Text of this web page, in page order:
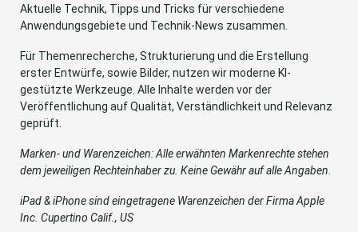
Aktuelle Technik, Tipps und Tricks für verschiedene
Anwendungsgebiete und Technik-News zusammen.
Für Themenrecherche, Strukturierung und die Erstellung
erster Entwürfe, sowie Bilder, nutzen wir moderne KI-
gestützte Werkzeuge. Alle Inhalte werden vor der
Veröffentlichung auf Qualität, Verständlichkeit und Relevanz
geprüft.
Marken- und Warenzeichen: Alle erwähnten Markenrechte stehen
dem jeweiligen Rechteinhaber zu. Keine Gewähr auf alle Angaben.
iPad & iPhone sind eingetragene Warenzeichen der Firma Apple
Inc. Cupertino Calif., US